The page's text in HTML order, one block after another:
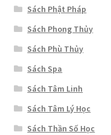
Sách Phật Pháp
Sách Phong Thủy
Sách Phù Thủy
Sách Spa
Sách Tâm Linh
Sách Tâm Lý Học
Sách Thần Số Học